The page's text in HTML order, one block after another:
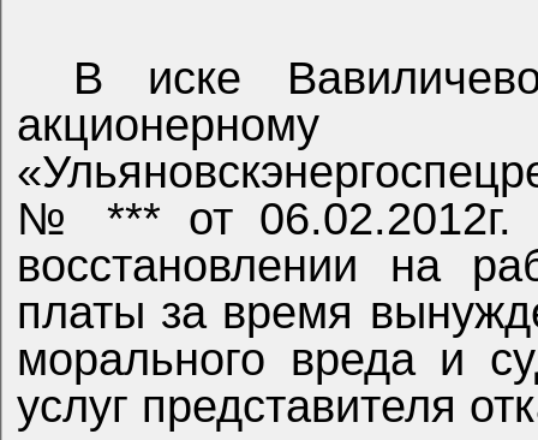
В иске
№ *** от 06.02.2012г.
восстановлении на
платы за время
морального вреда и
услуг представителя